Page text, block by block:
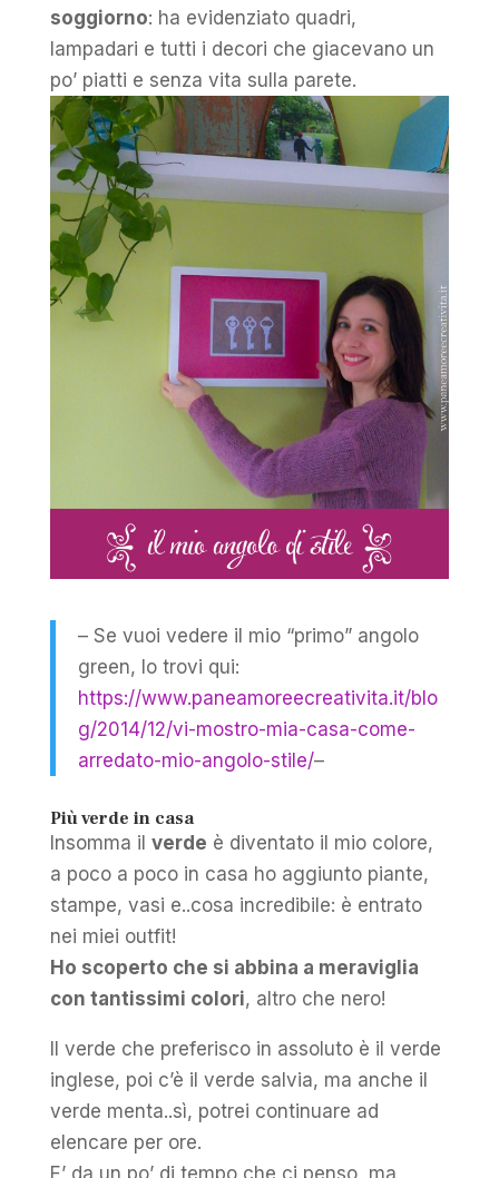
soggiorno: ha evidenziato quadri,
lampadari e tutti i decori che giacevano un
po’ piatti e senza vita sulla parete.
– Se vuoi vedere il mio “primo” angolo
green, lo trovi qui:
https://www.paneamoreecreativita.it/blo
g/2014/12/vi-mostro-mia-casa-come-
arredato-mio-angolo-stile/–
Più verde in casa
Insomma il verde è diventato il mio colore,
a poco a poco in casa ho aggiunto piante,
stampe, vasi e..cosa incredibile: è entrato
nei miei outfit!
Ho scoperto che si abbina a meraviglia
con tantissimi colori, altro che nero!
Il verde che preferisco in assoluto è il verde
inglese, poi c’è il verde salvia, ma anche il
verde menta..sì, potrei continuare ad
elencare per ore.
E’ da un po’ di tempo che ci penso, ma